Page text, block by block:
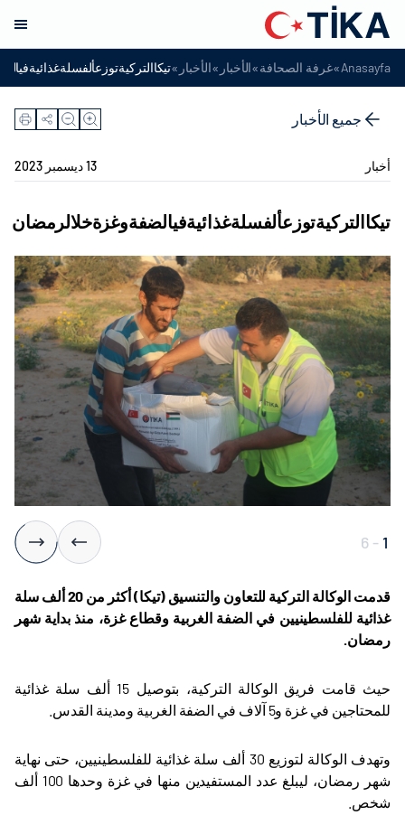
Anasayfa
»غرفة الصحافة»الأخبار »الأخبار »
جميع الأخبار
أخبار 13 ديسمبر 2023
تيكاالتركيةتوزعألفسلةغذائيةفيالضفةوغزةخلالرمضان
1
-
6
قدمت الوكالة التركية للتعاون والتنسيق (تيكا) أكثر من 20 ألف سلة
غذائية للفلسطينيين في الضفة الغربية وقطاع غزة، منذ بداية شهر
رمضان.
حيث قامت فريق الوكالة التركية، بتوصيل 15 ألف سلة غذائية
للمحتاجين في غزة و5 آلاف في الضفة الغربية ومدينة القدس
وتهدف الوكالة لتوزيع 30 ألف سلة غذائية للفلسطينيين، حتى نهاية
شهر رمضان، ليبلغ عدد المستفيدين منها في غزة وحدها 100 ألف
شخص